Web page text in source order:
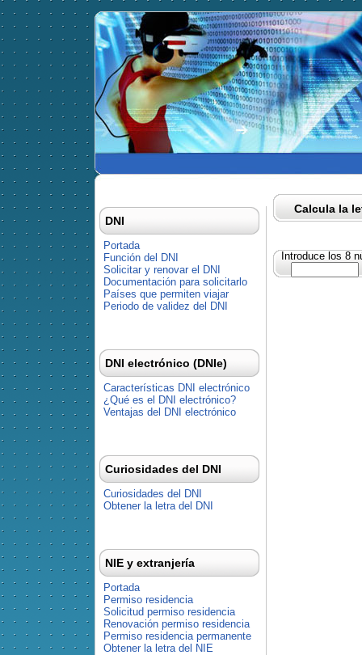
Calcula la
Introduce los 8
DNI
Portada
Función del DNI
Solicitar y renovar el DNI
Documentación para solicitarlo
Países que permiten viajar
Periodo de validez del DNI
DNI electrónico (DNIe)
Características DNI electrónico
¿Qué es el DNI electrónico?
Ventajas del DNI electrónico
Curiosidades del DNI
Curiosidades del DNI
Obtener la letra del DNI
NIE y extranjería
Portada
Permiso residencia
Solicitud permiso residencia
Renovación permiso residencia
Permiso residencia permanente
Obtener la letra del NIE